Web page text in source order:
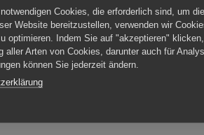
Cookies, die erforderlich sind, um die
Website bereitzustellen, verwenden wir
optimieren. Indem Sie auf "akzeptieren"
aller Arten von Cookies, darunter auch für
können Sie jederzeit ändern.